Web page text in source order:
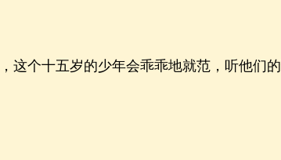
个十五岁的少年会乖乖地就范，听他们的